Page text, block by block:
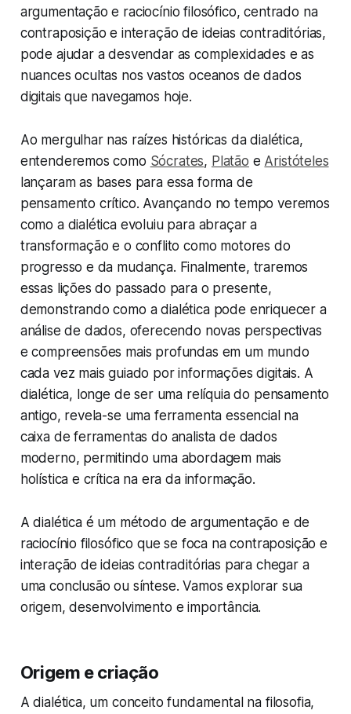
argumentação e raciocínio filosófico, centrado na
contraposição e interação de ideias contraditórias,
pode ajudar a desvendar as complexidades e as
nuances ocultas nos vastos oceanos de dados
digitais que navegamos hoje.
Ao mergulhar nas raízes históricas da dialética,
entenderemos como Sócrates, Platão e Aristóteles
lançaram as bases para essa forma de
pensamento crítico. Avançando no tempo veremos
como a dialética evoluiu para abraçar a
transformação e o conflito como motores do
progresso e da mudança. Finalmente, traremos
essas lições do passado para o presente,
demonstrando como a dialética pode enriquecer a
análise de dados, oferecendo novas perspectivas
e compreensões mais profundas em um mundo
cada vez mais guiado por informações digitais. A
dialética, longe de ser uma relíquia do pensamento
antigo, revela-se uma ferramenta essencial na
caixa de ferramentas do analista de dados
moderno, permitindo uma abordagem mais
holística e crítica na era da informação.
A dialética é um método de argumentação e de
raciocínio filosófico que se foca na contraposição e
interação de ideias contraditórias para chegar a
uma conclusão ou síntese. Vamos explorar sua
origem, desenvolvimento e importância.
Origem e criação
A dialética, um conceito fundamental na filosofia,